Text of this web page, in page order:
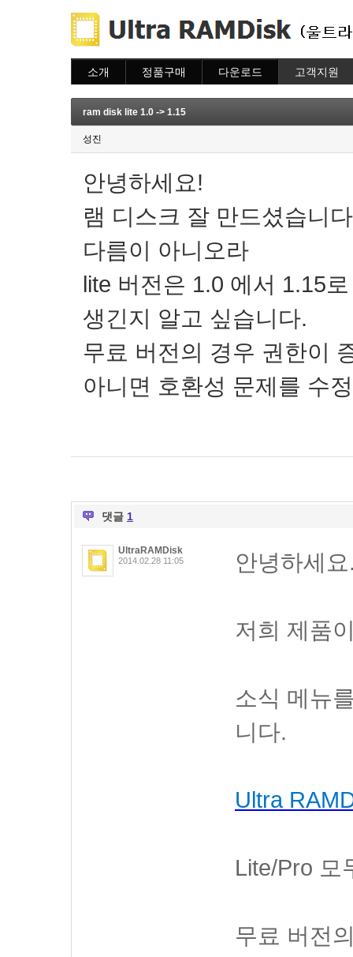
소개 정품구매
주문조회
이용안내
다운로드 고객지원
질문하기
ram disk lite 1.0 -> 1.15
성진
안녕하세요!
램 디스크 잘 만드셨습니
다름이 아니오라
lite 버전은 1.0 에서 1.15
생긴지 알고 싶습니다.
무료 버전의 경우 권한이
아니면 호환성 문제를 수
댓글 1
UltraRAMDisk
2014.02.28 11:05 안녕하세
저희 제품
소식 메뉴
니다.
Ultra
Lite/Pro 모
무료 버전